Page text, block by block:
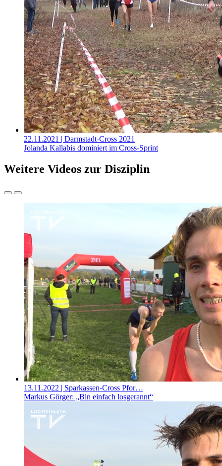
22.11.2021 | Darmstadt-Cross 2021
Jolanda Kallabis dominiert im Cross-Sprint
Weitere Videos zur Disziplin
13.11.2022 | Sparkassen-Cross Pfor…
Markus Görger: „Bin einfach losgerannt“